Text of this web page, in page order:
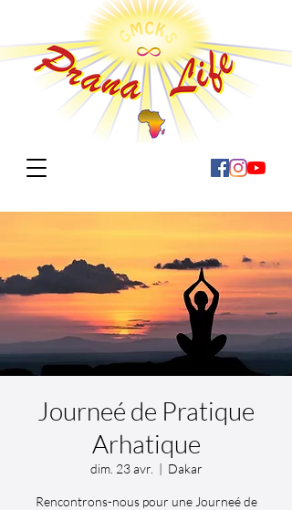
Journeé de Pratique
Arhatique
dim. 23 avr.
  |
Dakar
Rencontrons-nous pour une Journeé de